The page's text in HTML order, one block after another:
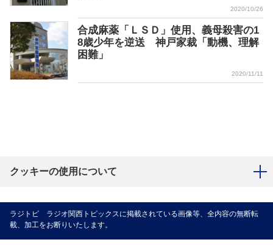
2020/10/26
合成麻薬「ＬＳＤ」使用、義母殺害の1
8歳少年を逆送 神戸家裁「動機、理解
困難」
2020/11/11
クッキーの使用について
ラジトピ ラジオ関西トピックスに掲載されている画像等、全内容の無断転
載、加工をお断りいたします。